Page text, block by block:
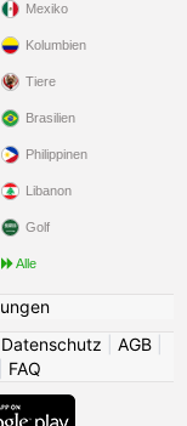
Mexiko
Kolumbien
Tiere
Brasilien
Philippinen
Libanon
Golf
Alle
Datenschutz AGB
FAQ